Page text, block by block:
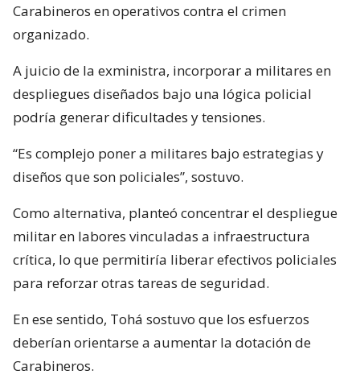
Carabineros en operativos contra el crimen
organizado.
A juicio de la exministra, incorporar a militares en
despliegues diseñados bajo una lógica policial
podría generar dificultades y tensiones.
“Es complejo poner a militares bajo estrategias y
diseños que son policiales”, sostuvo.
Como alternativa, planteó concentrar el despliegue
militar en labores vinculadas a infraestructura
crítica, lo que permitiría liberar efectivos policiales
para reforzar otras tareas de seguridad.
En ese sentido, Tohá sostuvo que los esfuerzos
deberían orientarse a aumentar la dotación de
Carabineros.